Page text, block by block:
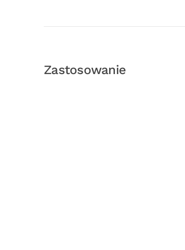
Zastosowanie